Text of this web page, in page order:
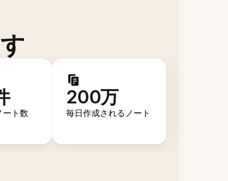
ート数
200万
毎日作成されるノート